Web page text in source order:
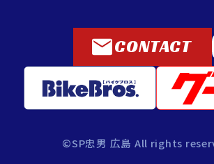
CONTACT
©SP忠男 広島 All rights